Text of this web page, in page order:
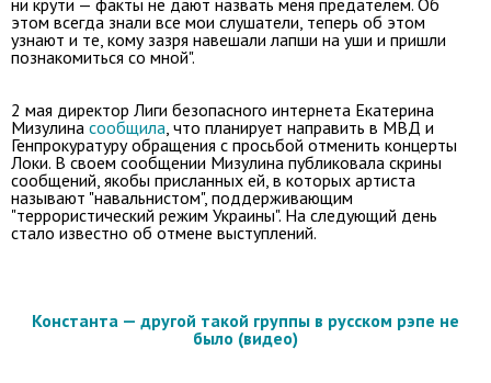
ни крути — факты не дают назвать меня предателем. Об
этом всегда знали все мои слушатели, теперь об этом
узнают и те, кому зазря навешали лапши на уши и пришли
познакомиться со мной".
2 мая директор Лиги безопасного интернета Екатерина
Мизулина сообщила, что планирует направить в МВД и
Генпрокуратуру обращения с просьбой отменить концерты
Локи. В своем сообщении Мизулина публиковала скрины
сообщений, якобы присланных ей, в которых артиста
называют "навальнистом", поддерживающим
"террористический режим Украины". На следующий день
стало известно об отмене выступлений.
Константа — другой такой группы в русском рэпе не
было (видео)